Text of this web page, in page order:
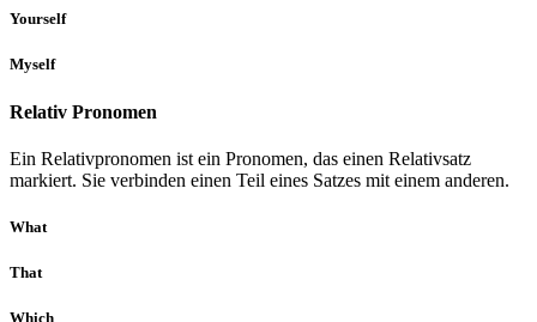
Yourself
Myself
Relativ Pronomen
Ein Relativpronomen ist ein Pronomen, das einen Relativsatz
markiert. Sie verbinden einen Teil eines Satzes mit einem anderen.
What
That
Which